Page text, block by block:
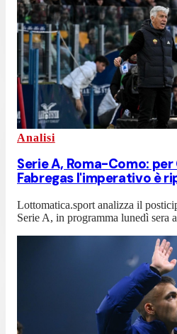
Analisi
Serie A, Roma-Como:
Fabregas l'imperativo è
Lottomatica.sport analizza il
Serie A, in programma lunedì sera